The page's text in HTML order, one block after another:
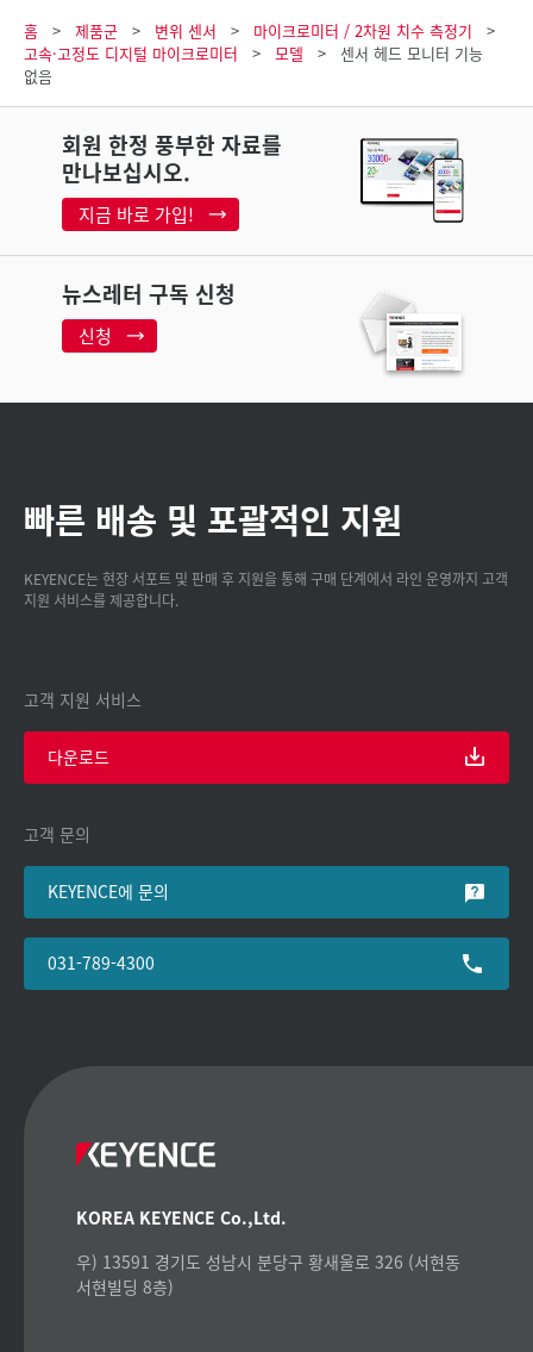
홈 제품군 변위 센서
마이크로미터 / 2차원 치수 측정기
고속·고정도 디지털 마이크로미터
모델
센서 헤드 모니터 기능
없음
회원 한정 풍부한 자료를
만나보십시오.
지금 바로 가입!
뉴스레터 구독 신청
신청
빠른 배송 및 포괄적인 지원
KEYENCE는 현장 서포트 및 판매 후 지원을 통해 구매 단계에서 라인 운영까지 고객
지원 서비스를 제공합니다.
고객 지원 서비스
다운로드
고객 문의
KEYENCE에 문의
031-789-4300
KOREA KEYENCE Co.,Ltd.
우) 13591 경기도 성남시 분당구 황새울로 326 (서현동
서현빌딩 8층)